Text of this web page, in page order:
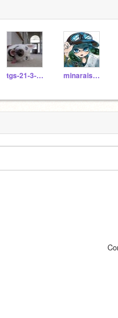
tgs-21-3-013 minaraisyake